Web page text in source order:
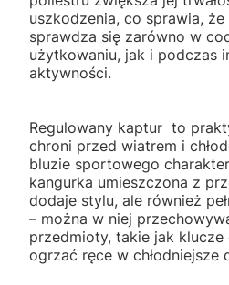
uszkodzenia, co sprawia,
sprawdza się zarówno w
użytkowaniu, jak i podczas
aktywności.
Regulowany kaptur to
chroni przed wiatrem i
bluzie sportowego
kangurka umieszczona z
dodaje stylu, ale również
– można w niej
przedmioty, takie jak
ogrzać ręce w chłodniejsze